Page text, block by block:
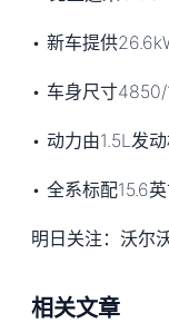
• 新车提供
• 车身尺寸
• 动力由1.5L发
• 全系标配15.6
明日关注：沃尔
相关文章